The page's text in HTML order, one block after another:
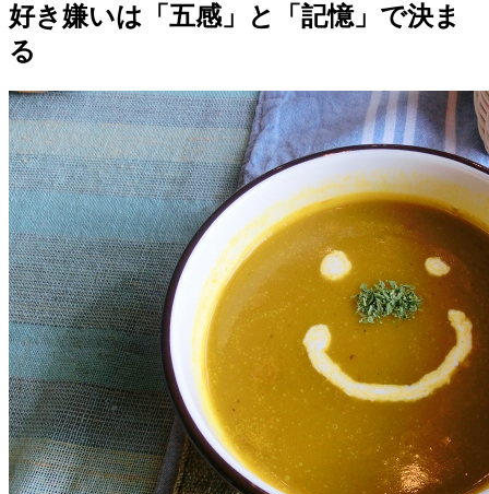
好き嫌いは「五感」と「記憶」で決ま
る